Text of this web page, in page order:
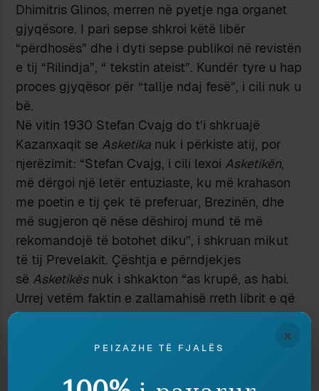
Dhimitris Glinos, merren në pyetje nga organet
gjyqësore. I pari sepse shkroi këtë libër
“përdhosës” dhe i dyti sepse publikoi në revistën
e tij “Rilindja”, “ tekstin ateist”. Kundër tyre u hap
proces gjyqësor për “tallje ndaj fesë”, i cili nuk u
bë.
Në vitin 1930 Stefan Cvajg do t’i shkruajë
Kazanxaqit se Asketika nuk i përkiste atij, por
njerëzimit: “Stefan Cvajg, i cili lexoi Asketikën,
më dërgoi një letër entuziaste, ku më krahason
me poetin e tij çek të preferuar, Brezinën, dhe
më sugjeron që nëse dëshiroj mund të më
rekomandojë të botohet diku”, i shkruan mikut
të tij Prevelakit. Çështja e përndjekjes
së Asketikësnuk i shkakton “as krupë, as habi.
Urrej vetëm faktin e zallamahisë rreth librit e që
shesin heroizëm kaq lirë”, vazhdon në letrën e tij.
Kazanxaqis ndodhet në Paris dhe gjyqi kundër
tij në Greqi zhvillohet në mungesë. Por,
pavarësisht premtimit të Cvajg-ut, nuk arriti në
×
PEIZAZHE TË FJALËS